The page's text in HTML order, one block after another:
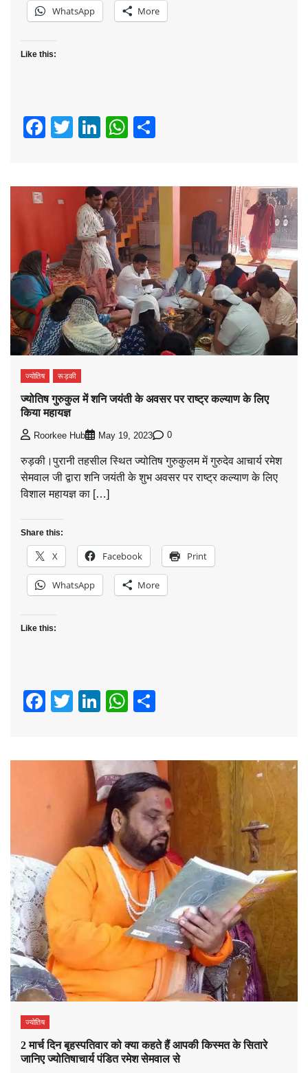
WhatsApp More
Like this:
Facebook
Twitter
LinkedIn
WhatsApp
ज्योतिष रूड़की
ज्योतिष गुरुकुल में शनि जयंती के अवसर पर राष्ट्र कल्याण के लिए
किया महायज्ञ
Roorkee Hub May 19, 2023 0
रुड़की।पुरानी तहसील स्थित ज्योतिष गुरुकुलम में गुरुदेव आचार्य रमेश
सेमवाल जी द्वारा शनि जयंती के शुभ अवसर पर राष्ट्र कल्याण के लिए
विशाल महायज्ञ का […]
Share this:
X Facebook Print
WhatsApp More
Like this:
Facebook
TwitterLinkedIn
WhatsApp
ज्योतिष
2 मार्च दिन बृहस्पतिवार को क्या कहते हैं आपकी किस्मत के सितारे
जानिए ज्योतिषाचार्य पंडित रमेश सेमवाल से